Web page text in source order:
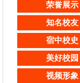
荣誉展示
知名校友
宿中校史
美好校园
视频形象